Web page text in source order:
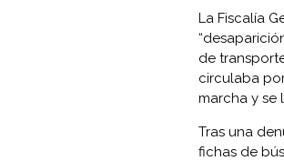
La Fiscalía
de
circulaba
marcha y se
Tras una
fichas de